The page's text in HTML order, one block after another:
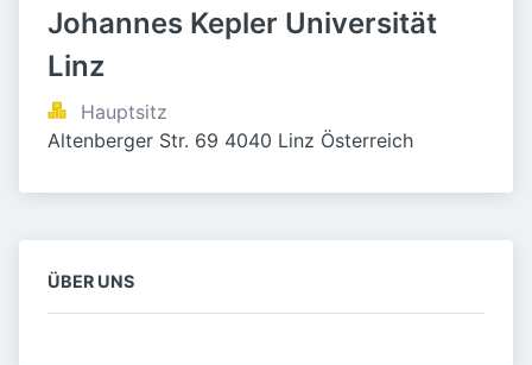
Johannes Kepler Universität
Linz
Hauptsitz
Altenberger Str. 69 4040 Linz Österreich
ÜBER UNS